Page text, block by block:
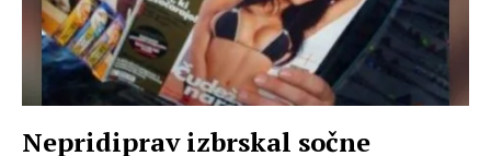
Nepridiprav izbrskal sočne